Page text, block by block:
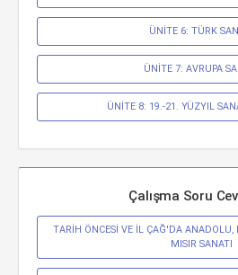
ÜNİTE 6: TÜRK
ÜNİTE 7: AVRUPA
ÜNİTE 8: 19.-21. YÜZYIL
Çalışma Soru
TARİH ÖNCESİ VE İL ÇAĞ'DA ANADOLU,
MISIR SANATI